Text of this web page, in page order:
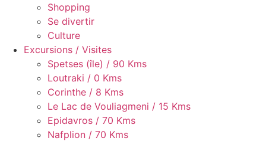
Shopping
Se divertir
Culture
Excursions / Visites
Spetses (île) / 90 Kms
Loutraki / 0 Kms
Corinthe / 8 Kms
Le Lac de Vouliagmeni / 15 Kms
Epidavros / 70 Kms
Nafplion / 70 Kms